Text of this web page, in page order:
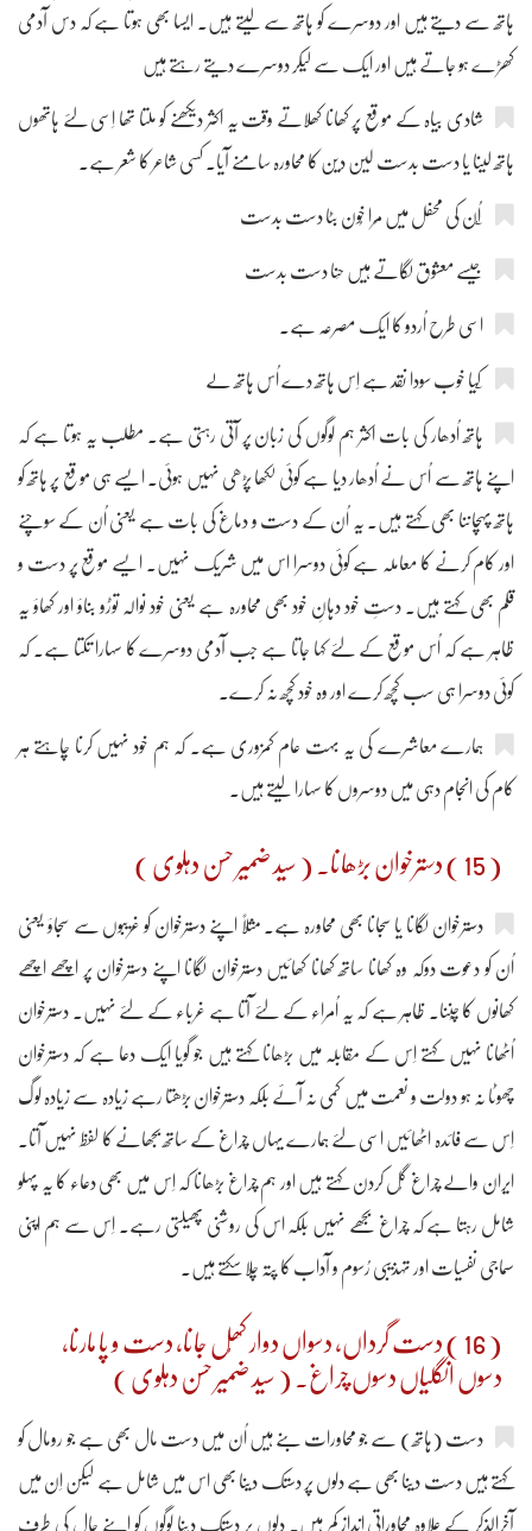
ہاتھ سے دیتے ہیں اور دوسرے کو ہاتھ سے لیتے ہیں۔ ایسا بھی ہوتا ہے کہ دس آدمی
کھڑے ہو جاتے ہیں اور ایک سے لیکر دوسرے دیتے رہتے ہیں
شادی بیاہ کے موقع پر کھانا کھلاتے وقت یہ اکثر دیکھنے کو ملتا تھا اِسی لئے ہاتھوں
ہاتھ لینا یا دست بدست لین دین کا محاورہ سامنے آیا۔ کسی شاعر کا شعر ہے۔
جیسے معشوق لگاتے ہیں حِنا دست بدست
اسی طرح اُردو کا ایک مصرعہ ہے۔
ہاتھ اُدھار کی بات اکثر ہم لوگوں کی زبان پر آتی رہتی ہے۔ مطلب یہ ہوتا ہے کہ
اپنے ہاتھ سے اُس نے اُدھار دیا ہے کوئی لکھا پڑھی نہیں ہوئی۔ ایسے ہی موقع پر ہاتھ کو
ہاتھ پہچاننا بھی کہتے ہیں۔ یہ اُن کے دست و دماغ کی بات ہے یعنی اُن کے سوچنے
اور کام کرنے کا معاملہ ہے کوئی دوسرا اس میں شریک نہیں۔ ایسے موقع پر دست و
قلم بھی کہتے ہیں۔ دستِ خود دہانِ خود بھی محاورہ ہے یعنی خود نوالہ توڑو بناؤ اور کھاؤ یہ
ظاہر ہے کہ اُس موقع کے لئے کہا جاتا ہے جب آدمی دوسرے کا سہارا تکتا ہے۔ کہ
کوئی دوسرا ہی سب کچھ کرے اور وہ خود کچھ نہ کرے۔
ہمارے معاشرے کی یہ بہت عام کمزوری ہے۔ کہ ہم خود نہیں کرنا چاہتے ہر
کام کی انجام دہی میں دوسروں کا سہارا لیتے ہیں۔
( 15 ) دسترخوان بڑھانا۔ ( سید ضمیر حسن دہلوی )
دسترخوان لگانا یا سجانا بھی محاورہ ہے۔ مثلاً اپنے دسترخوان کو غریبوں سے سجاؤ یعنی
اُن کو دعوت دوکہ وہ کھانا ساتھ کھانا کھائیں دسترخوان لگانا اپنے دسترخوان پر اچھے اچھے
کھانوں کا چُننا۔ ظاہر ہے کہ یہ اُمراء کے لئے آتا ہے غرباء کے لئے نہیں۔ دسترخوان
اُٹھانا نہیں کہتے اِس کے مقابلہ میں بڑھانا کہتے ہیں جو گویا ایک دعا ہے کہ دسترخوان
چھوٹا نہ ہو دولت و نعمت میں کمی نہ آئے بلکہ دسترخوان بڑھتا رہے زیادہ سے زیادہ لوگ
اِس سے فائدہ اٹھائیں اسی لئے ہمارے یہاں چراغ کے ساتھ بجھانے کا لفظ نہیں آتا۔
ایران والے چراغ گُل کردن کہتے ہیں اور ہم چراغ بڑھانا کہ اِس میں بھی دعاء کا یہ پہلو
شامل رہتا ہے کہ چراغ بجھے نہیں بلکہ اس کی روشنی پھیلتی رہے۔ اِس سے ہم اپنی
سماجی نفسیات اور تہذیبی رُسوم و آداب کا پتہ چلا سکتے ہیں۔
( 16 ) دست گرداں، دسواں دوار کھُل جانا، دست و پا مارنا،
دسوں انگلیاں دسوں چراغ۔ ( سید ضمیر حسن دہلوی )
دست (ہاتھ) سے جو محاورات بنے ہیں اُن میں دست مال بھی ہے جو رومال کو
کہتے ہیں دست دینا بھی ہے دلوں پر دستک دینا بھی اس میں شامل ہے لیکن اِن میں
آخرالذکر کے علاوہ محاوراتی انداز کم ہیں۔ دلوں پر دستک دینا لوگوں کو اپنے حال کی طرف